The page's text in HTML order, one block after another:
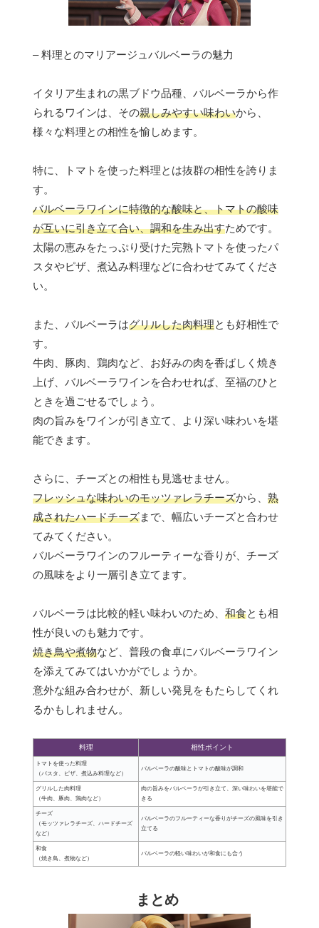
– 料理とのマリアージュバルベーラの魅力
イタリア生まれの黒ブドウ品種、バルベーラから作
られるワインは、その親しみやすい味わいから、
様々な料理との相性を愉しめます。
特に、トマトを使った料理とは抜群の相性を誇りま
す。
バルベーラワインに特徴的な酸味と、トマトの酸味
が互いに引き立て合い、調和を生み出すためです。
太陽の恵みをたっぷり受けた完熟トマトを使ったパ
スタやピザ、煮込み料理などに合わせてみてくださ
い。
また、バルベーラはグリルした肉料理とも好相性で
す。
牛肉、豚肉、鶏肉など、お好みの肉を香ばしく焼き
上げ、バルベーラワインを合わせれば、至福のひと
ときを過ごせるでしょう。
肉の旨みをワインが引き立て、より深い味わいを堪
能できます。
さらに、チーズとの相性も見逃せません。
フレッシュな味わいのモッツァレラチーズから、 熟
成されたハードチーズまで、幅広いチーズと合わせ
てみてください。
バルベーラワインのフルーティーな香りが、チーズ
の風味をより一層引き立てます。
バルベーラは比較的軽い味わいのため、 和食とも相
性が良いのも魅力です。
焼き鳥や煮物など、普段の食卓にバルベーラワイン
を添えてみてはいかがでしょうか。
意外な組み合わせが、新しい発見をもたらしてくれ
るかもしれません。
料理 相性ポイント
トマトを使った料理
（パスタ、ピザ、煮込み料理など）
バルベーラの酸味とトマトの酸味が調和
グリルした肉料理
（牛肉、豚肉、鶏肉など）
肉の旨みをバルベーラが引き立て、深い味わいを堪能で
きる
チーズ
（モッツァレラチーズ、ハードチーズ
など）
バルベーラのフルーティーな香りがチーズの風味を引き
立てる
和食
（焼き鳥、煮物など）
バルベーラの軽い味わいが和食にも合う
まとめ